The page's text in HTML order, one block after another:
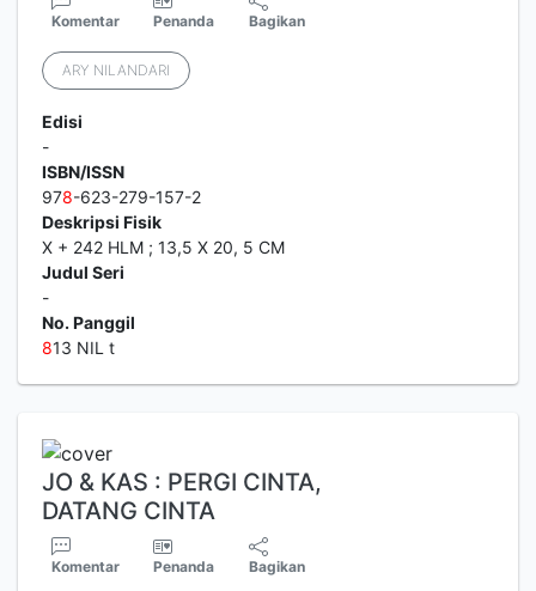
Komentar Penanda Bagikan
ARY NILANDARI
Edisi
-
ISBN/ISSN
978-623-279-157-2
Deskripsi Fisik
X + 242 HLM ; 13,5 X 20, 5 CM
Judul Seri
-
No. Panggil
813 NIL t
JO & KAS : PERGI CINTA,
DATANG CINTA
Komentar Penanda Bagikan